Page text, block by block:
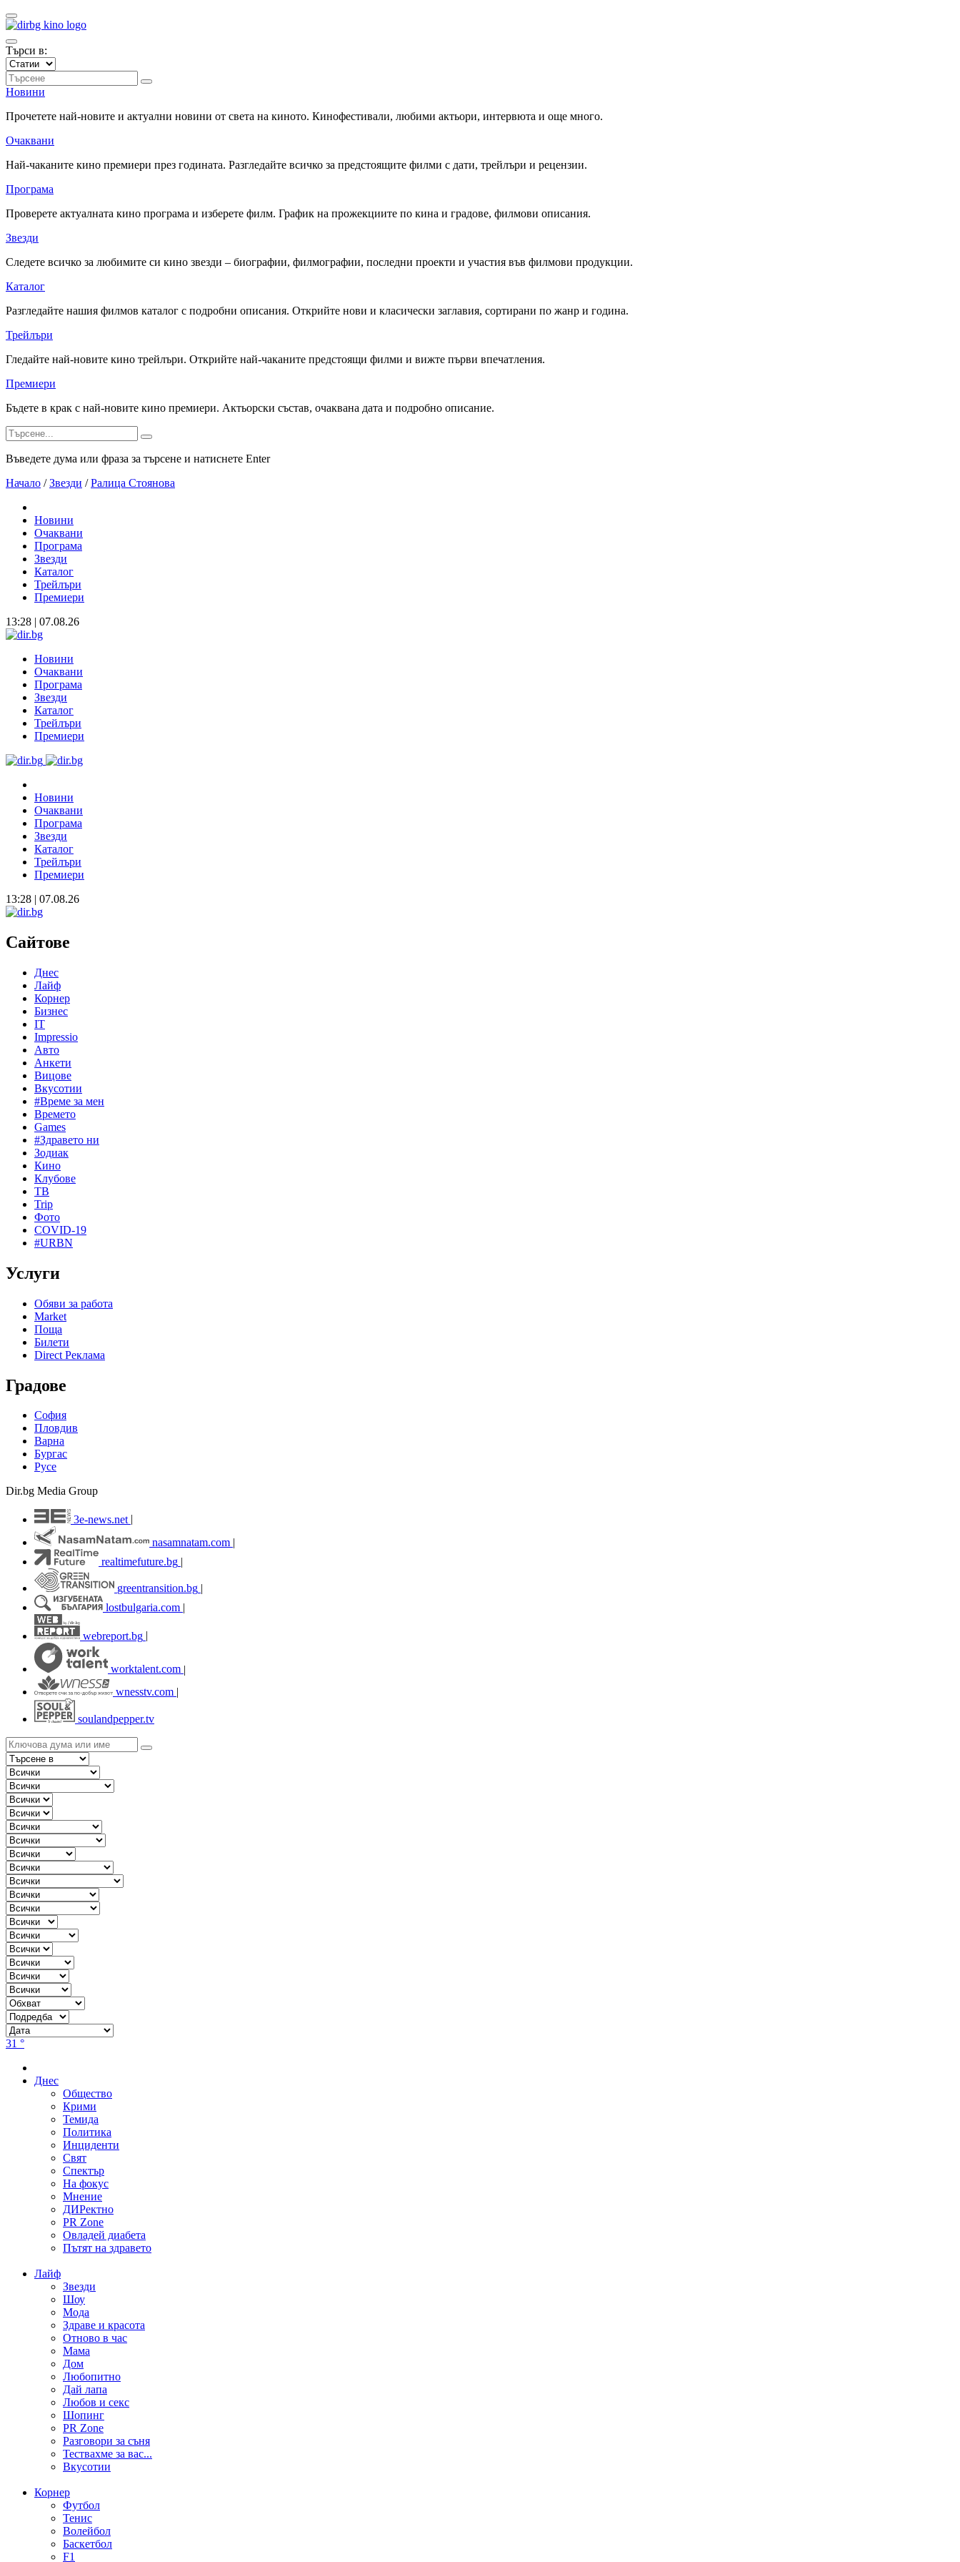
Търси в:
Новини
Прочетете най-новите и актуални новини от света на киното. Кинофестивали, любими актьори, интервюта и още много.
Очаквани
Най-чаканите кино премиери през годината. Разгледайте всичко за предстоящите филми с дати, трейлъри и рецензии.
Програма
Проверете актуалната кино програма и изберете филм. График на прожекциите по кина и градове, филмови описания.
Звезди
Следете всичко за любимите си кино звезди – биографии, филмографии, последни проекти и участия във филмови продукции.
Каталог
Разгледайте нашия филмов каталог с подробни описания. Открийте нови и класически заглавия, сортирани по жанр и година.
Трейлъри
Гледайте най-новите кино трейлъри. Открийте най-чаканите предстоящи филми и вижте първи впечатления.
Премиери
Бъдете в крак с най-новите кино премиери. Актьорски състав, очаквана дата и подробно описание.
Въведете дума или фраза за търсене и натиснете Enter
Начало / Звезди / Ралица Стоянова
Новини
Очаквани
Програма
Звезди
Каталог
Трейлъри
Премиери
13:28 | 07.08.26
Новини
Очаквани
Програма
Звезди
Каталог
Трейлъри
Премиери
Новини
Очаквани
Програма
Звезди
Каталог
Трейлъри
Премиери
13:28 | 07.08.26
Сайтове
Днес
Лайф
Корнер
Бизнес
IT
Impressio
Авто
Анкети
Вицове
Вкусотии
#Време за мен
Времето
Games
#Здравето ни
Зодиак
Кино
Клубове
ТВ
Trip
Фото
COVID-19
#URBN
Услуги
Обяви за работа
Market
Поща
Билети
Direct Реклама
Градове
София
Пловдив
Варна
Бургас
Русе
Dir.bg Media Group
3e-news.net
nasamnatam.com |
realtimefuture.bg |
greentransition.bg |
lostbulgaria.com |
webreport.bg
worktalent.com |
wnesstv.com |
soulandpepper.tv
31 °
Днес
Общество
Крими
Темида
Политика
Инциденти
Свят
Спектър
На фокус
Мнение
ДИРектно
PR Zone
Овладей диабета
Пътят на здравето
Лайф
Звезди
Шоу
Мода
Здраве и красота
Отново в час
Мама
Дом
Любопитно
Дай лапа
Любов и секс
Шопинг
PR Zone
Разговори за съня
Тествахме за вас...
Вкусотии
Корнер
Футбол
Тенис
Волейбол
Баскетбол
F1